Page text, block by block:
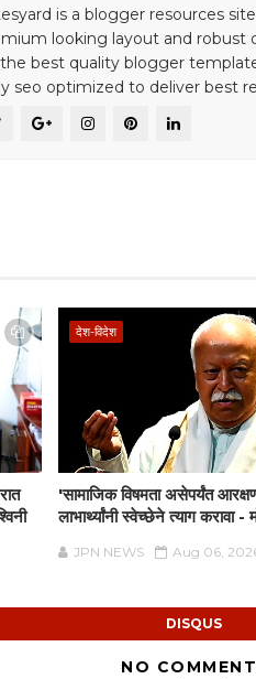
is a blogger resources
looking layout and robust
best quality blogger
seo optimized to deliver best
देश-विदेश
'सामाजिक विषमता असेपर्यंत
लाभार्थ्यांनी स्वेच्छेने त्याग करावा -
JPN NEWS Aug 06,
DISQUS
NO